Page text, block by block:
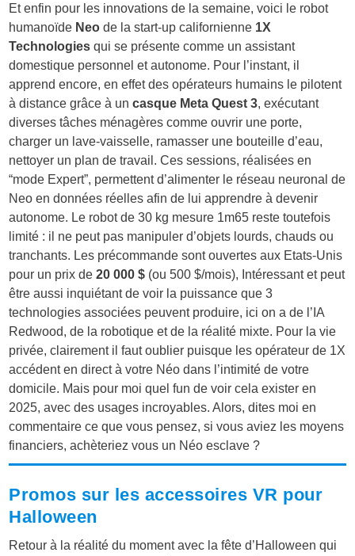
Et enfin pour les innovations de la semaine, voici le robot
humanoïde Neo de la start-up californienne 1X
Technologies qui se présente comme un assistant
domestique personnel et autonome. Pour l’instant, il
apprend encore, en effet des opérateurs humains le pilotent
à distance grâce à uncasque Meta Quest 3, exécutant
diverses tâches ménagères comme ouvrir une porte,
charger un lave-vaisselle, ramasser une bouteille d’eau,
nettoyer un plan de travail. Ces sessions, réalisées en
“mode Expert”, permettent d’alimenter le réseau neuronal de
Neo en données réelles afin de lui apprendre à devenir
autonome. Le robot de 30 kg mesure 1m65 reste toutefois
limité : il ne peut pas manipuler d’objets lourds, chauds ou
tranchants. Les précommande sont ouvertes aux Etats-Unis
pour un prix de20 000 $ (ou 500 $/mois), Intéressant et peut
être aussi inquiétant de voir la puissance que 3
technologies associées peuvent produire, ici on a de l’IA
Redwood, de la robotique et de la réalité mixte. Pour la vie
privée, clairement il faut oublier puisque les opérateur de 1X
accédent en direct à votre Néo dans l’intimité de votre
domicile. Mais pour moi quel fun de voir cela exister en
2025, avec des usages incroyables. Alors, dites moi en
commentaire ce que vous pensez, si vous aviez les moyens
financiers, achèteriez vous un Néo esclave ?
Promos sur les accessoires VR pour
Halloween
Retour à la réalité du moment avec la fête d’Halloween qui